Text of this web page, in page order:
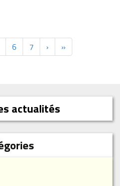
6 7 › »
actualités